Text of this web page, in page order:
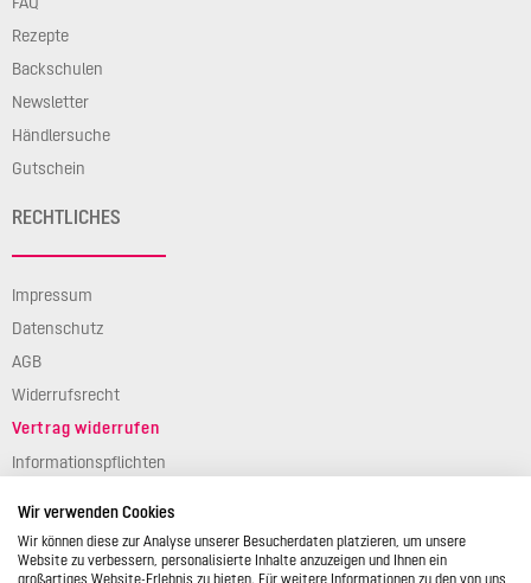
Rezepte
Backschulen
Newsletter
Händlersuche
Gutschein
RECHTLICHES
Impressum
Datenschutz
AGB
Widerrufsrecht
Vertrag widerrufen
Informationspflichten
Wir verwenden Cookies
Wir können diese zur Analyse unserer Besucherdaten platzieren, um unsere
Website zu verbessern, personalisierte Inhalte anzuzeigen und Ihnen ein
großartiges Website-Erlebnis zu bieten. Für weitere Informationen zu den von uns